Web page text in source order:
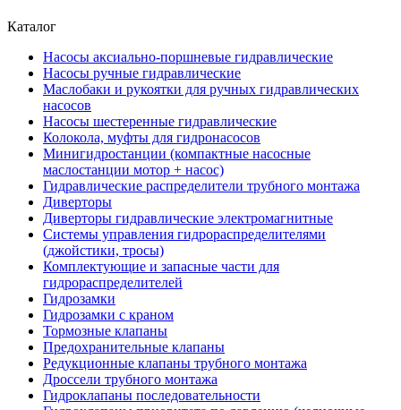
Каталог
Насосы аксиально-поршневые гидравлические
Насосы ручные гидравлические
Маслобаки и рукоятки для ручных гидравлических
насосов
Насосы шестеренные гидравлические
Колокола, муфты для гидронасосов
Минигидростанции (компактные насосные
маслостанции мотор + насос)
Гидравлические распределители трубного монтажа
Диверторы
Диверторы гидравлические электромагнитные
Системы управления гидрораспределителями
(джойстики, тросы)
Комплектующие и запасные части для
гидрораспределителей
Гидрозамки
Гидрозамки с краном
Тормозные клапаны
Предохранительные клапаны
Редукционные клапаны трубного монтажа
Дроссели трубного монтажа
Гидроклапаны последовательности